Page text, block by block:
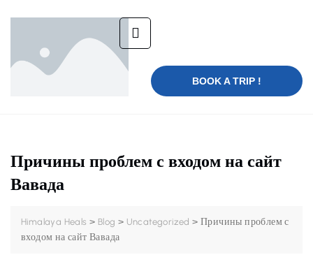
BOOK A TRIP !
Причины проблем с входом на сайт
Вавада
Himalaya Heals > Blog > Uncategorized >Причины проблем с
входом на сайт Вавада